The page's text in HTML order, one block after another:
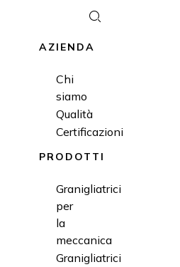
AZIENDA
Chi
siamo
Qualità
Certificazioni
PRODOTTI
Granigliatrici
per
la
meccanica
Granigliatrici